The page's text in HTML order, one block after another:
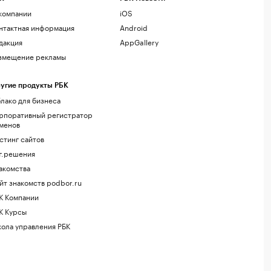
информация
рекламы
продукты РБК
для бизнеса
регистратор
сайтов
знакомств podbor.ru
Компании
Курсы
управления РБК
iOS
Android
AppGallery